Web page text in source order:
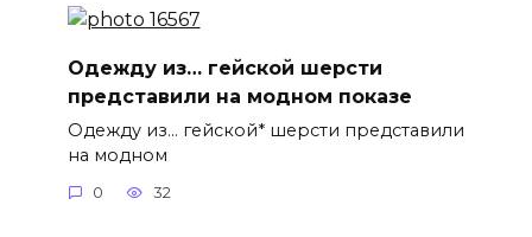
Одежду из… гейской шерсти
представили на модном показе
Одежду из… гейской* шерсти представили
на модном
0 32